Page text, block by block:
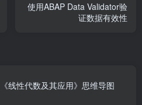
使用ABAP Data Validator验
证数据有效性
线性代数及其应用》思维导图